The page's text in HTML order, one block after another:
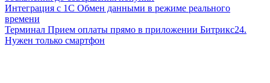
Интеграция с 1С Обмен данными в режиме реального
времени
Терминал Прием оплаты прямо в приложении Битрикс24.
Нужен только смартфон